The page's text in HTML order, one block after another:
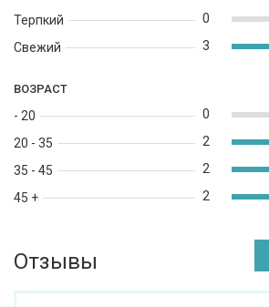
Терпкий
Свежий
0
3
ВОЗРАСТ
- 20
20 - 35
35 - 45
45 +
0
2
2
2
Отзывы